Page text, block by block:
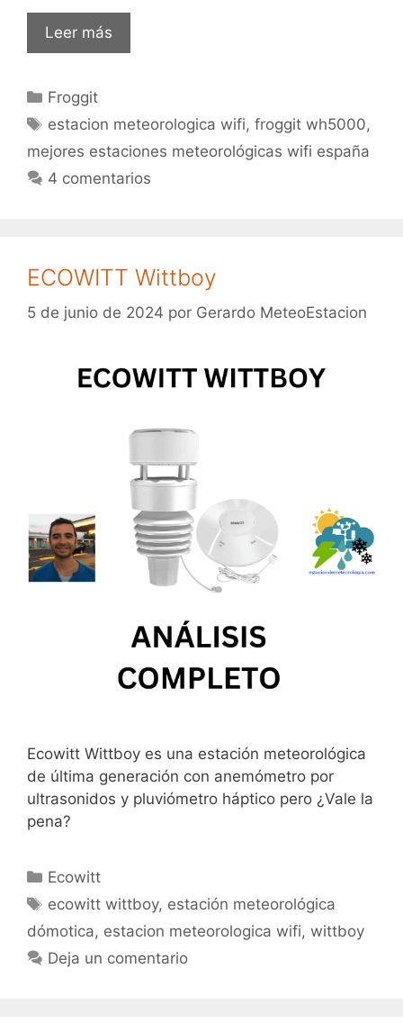
Leer más
WH5000
Categorías
Froggit
Etiquetas
estacion meteorologica wifi,froggit wh5000,
mejores estaciones meteorológicas wifi españa
4 comentarios
ECOWITT Wittboy
5 de junio de 2024 por Gerardo MeteoEstacion
Ecowitt Wittboy es una estación meteorológica
de última generación con anemómetro por
ultrasonidos y pluviómetro háptico pero ¿Vale la
pena?
Categorías
Ecowitt
Etiquetas
ecowitt wittboy, estación meteorológica
dómotica, estacion meteorologica wifi, wittboy
Deja un comentario